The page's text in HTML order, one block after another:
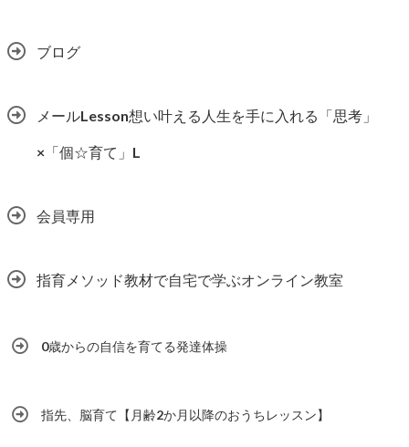
ブログ
メールLesson想い叶える人生を手に入れる「思考」
×「個☆育て」L
会員専用
指育メソッド教材で自宅で学ぶオンライン教室
0歳からの自信を育てる発達体操
指先、脳育て【月齢2か月以降のおうちレッスン】